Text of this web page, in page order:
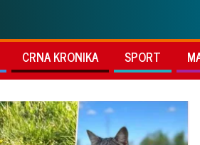
CRNA KRONIKA SPORT